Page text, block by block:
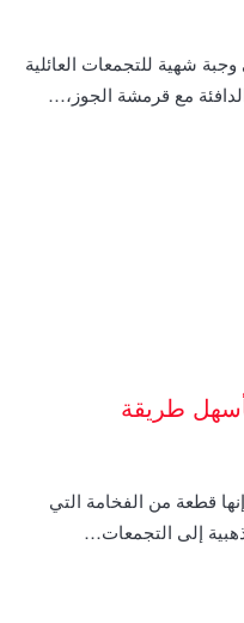
شهية للتجمعات العائلية
مع قرمشة الجوز،…
طريقة
قطعة من الفخامة التي
إلى التجمعات…